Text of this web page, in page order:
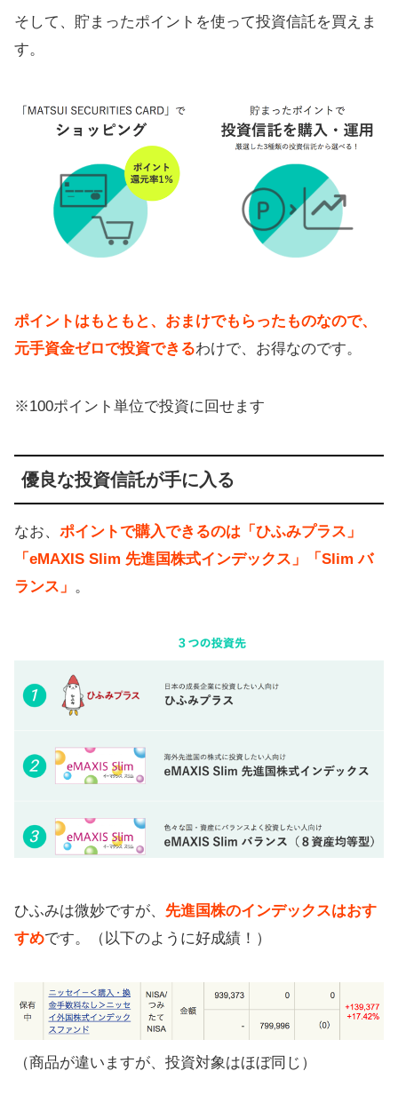
そして、貯まったポイントを使って投資信託を買えま
す。
ポイントはもともと、おまけでもらったものなので、
元手資金ゼロで投資できるわけで、お得なのです。
※100ポイント単位で投資に回せます
優良な投資信託が手に入る
なお、 ポイントで購入できるのは「ひふみプラス」
「eMAXIS Slim 先進国株式インデックス」「Slim バ
ランス」 。
ひふみは微妙ですが、 先進国株のインデックスはおす
すめです。（以下のように好成績！）
（商品が違いますが、投資対象はほぼ同じ）